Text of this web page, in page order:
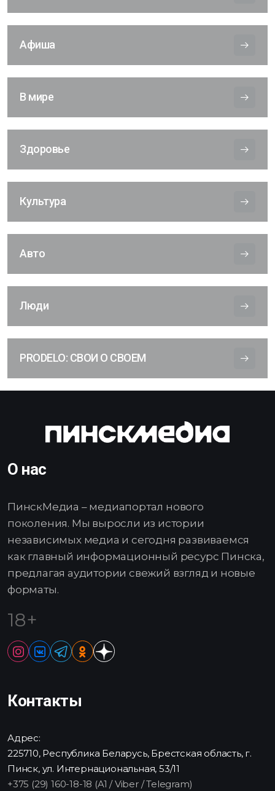
Афиша
В мире
Здоровье
Культура
Авто
Люди
PRODELO: СВОИ О СВОЕМ
О нас
ПинскМедиа – медиапортал нового
поколения. Мы выросли из истории
независимых медиа и сегодня развиваемся
как главный информационный ресурс Пинска,
предлагая аудитории свежий взгляд и новые
форматы.
18+
Контакты
Адрес:
225710, Республика Беларусь, Брестская область, г.
Пинск, ул. Интернациональная, 53/11
+375 (29) 160-18-18 (A1 / Viber / Telegram)